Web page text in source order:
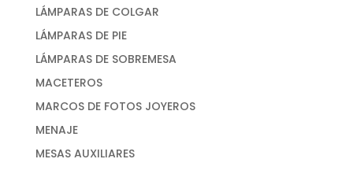
LÁMPARAS DE COLGAR
LÁMPARAS DE PIE
LÁMPARAS DE SOBREMESA
MACETEROS
MARCOS DE FOTOS JOYEROS
MENAJE
MESAS AUXILIARES